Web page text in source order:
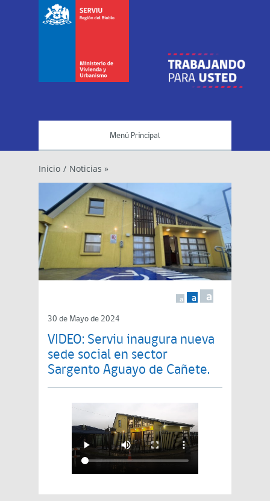
Menú Principal
Inicio / Noticias »
a a a
30 de Mayo de 2024
VIDEO: Serviu inaugura nueva
sede social en sector
Sargento Aguayo de Cañete.